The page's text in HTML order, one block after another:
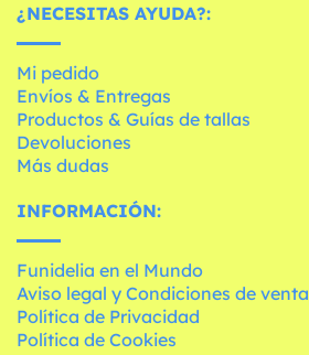
¿NECESITAS AYUDA?:
Mi pedido
Envíos & Entregas
Productos & Guías de tallas
Devoluciones
Más dudas
INFORMACIÓN:
Funidelia en el Mundo
Aviso legal y Condiciones de venta
Política de Privacidad
Política de Cookies